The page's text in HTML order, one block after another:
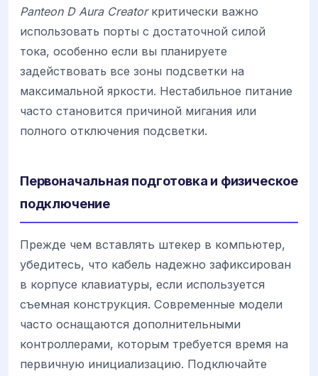
Panteon D Aura Creatorкритически важно
использовать порты с достаточной силой
тока, особенно если вы планируете
задействовать все зоны подсветки на
максимальной яркости. Нестабильное питание
часто становится причиной мигания или
полного отключения подсветки.
Первоначальная подготовка и физическое
подключение
Прежде чем вставлять штекер в компьютер,
убедитесь, что кабель надежно зафиксирован
в корпусе клавиатуры, если используется
съемная конструкция. Современные модели
часто оснащаются дополнительными
контроллерами, которым требуется время на
первичную инициализацию. Подключайте